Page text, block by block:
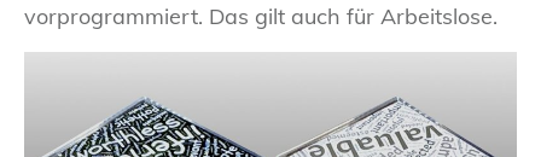
vorprogrammiert. Das gilt auch für Arbeitslose.